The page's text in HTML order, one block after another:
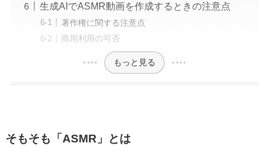
生成AIでASMR動画を作成するときの注意点
著作権に関する注意点
商用利用の可否
もっと見る
そもそも「ASMR」とは